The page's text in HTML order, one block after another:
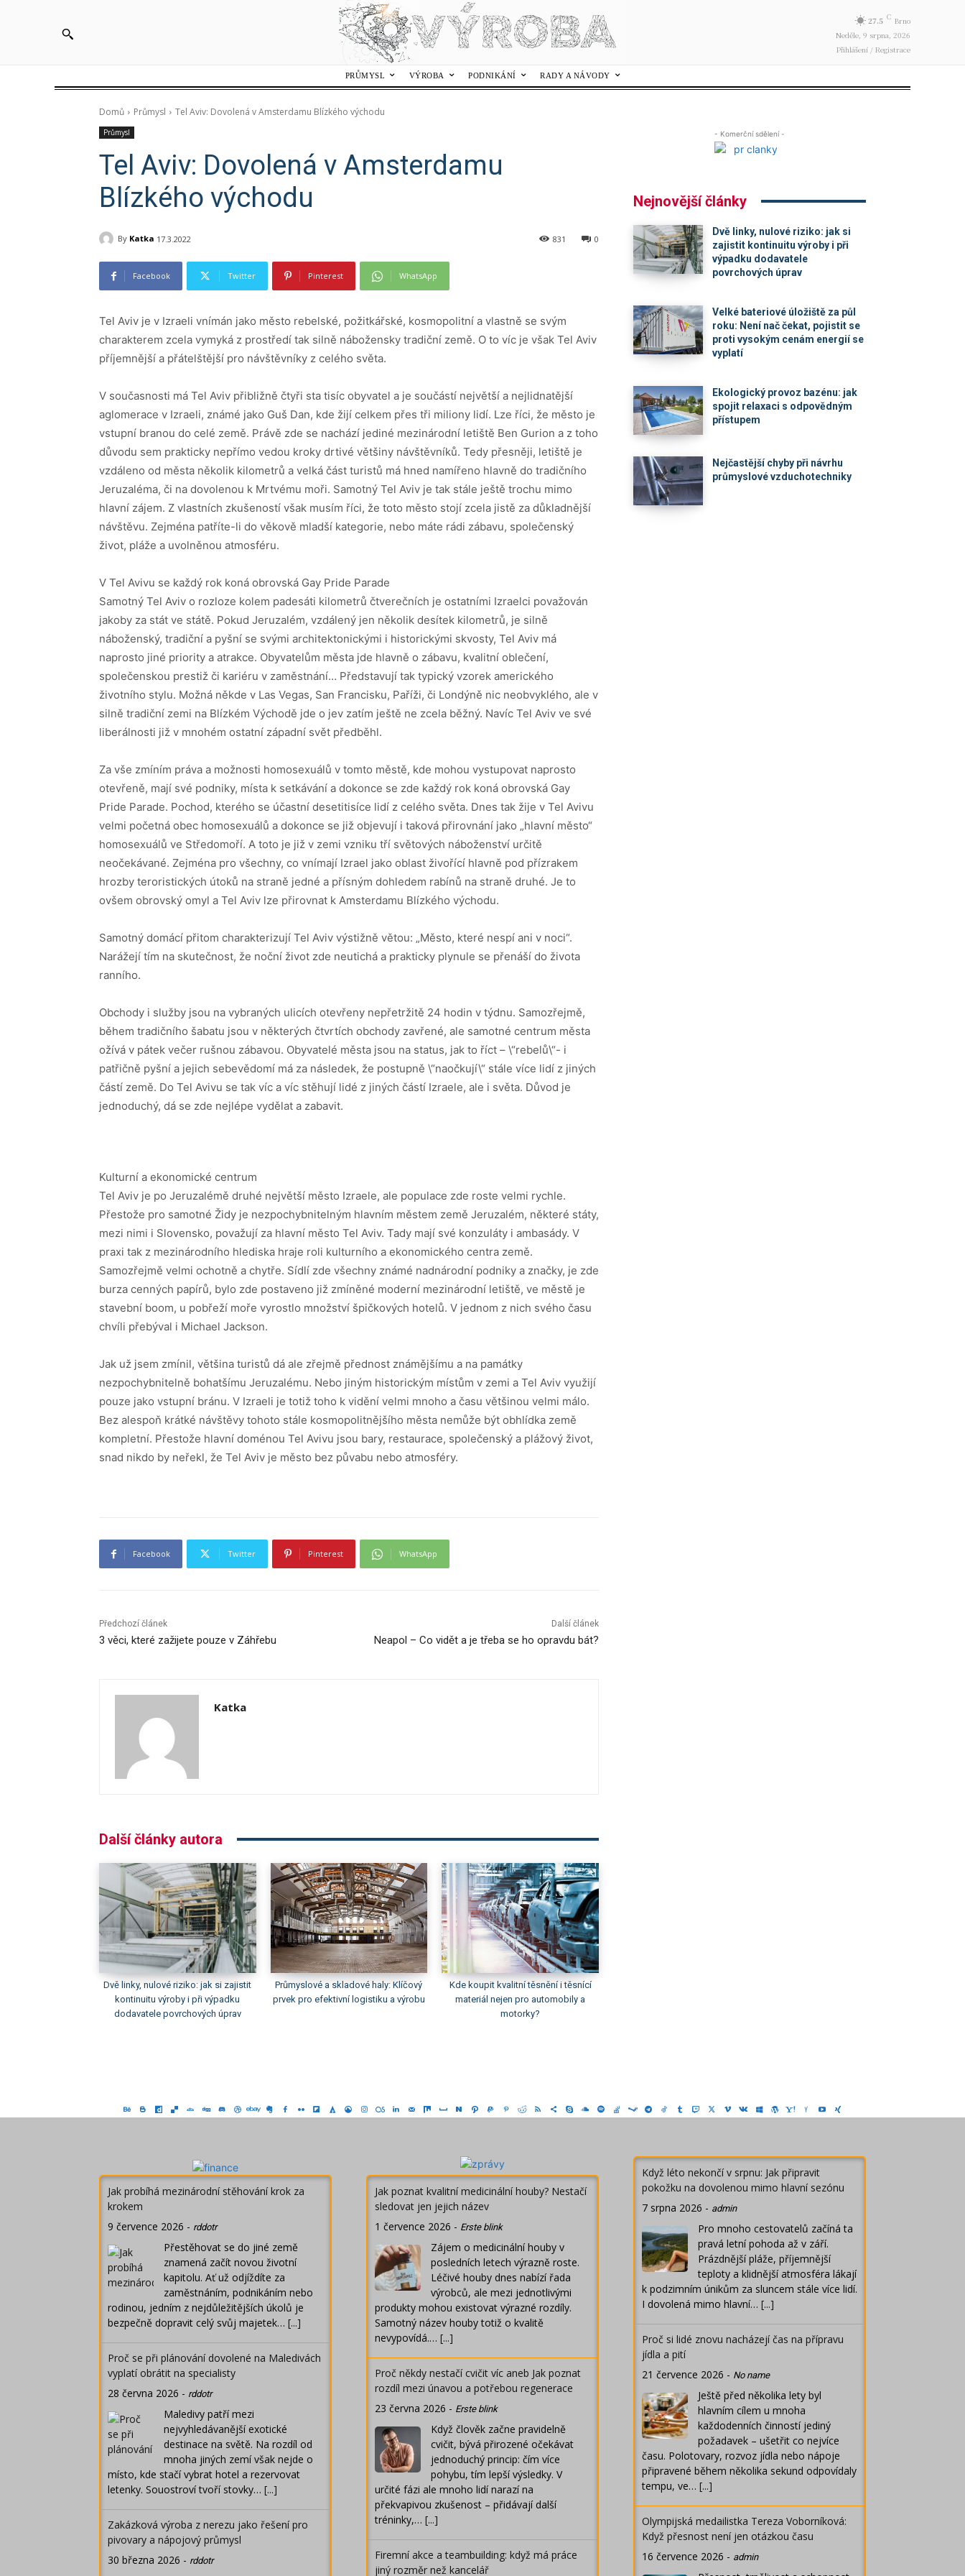
27.5 C Brno
Neděle, 9 srpna, 2026
Přihlášení / Registrace
PRŮMYSL VÝROBA PODNIKÁNÍ RADY A NÁVODY
Domů Průmysl Tel Aviv: Dovolená v Amsterdamu Blízkého východu
Průmysl
Tel Aviv: Dovolená v Amsterdamu
Blízkého východu
By Katka 17.3.2022 0
831
Facebook Twitter Pinterest WhatsApp
Tel Aviv je v Izraeli vnímán jako město rebelské, požitkářské, kosmopolitní a vlastně se svým
charakterem zcela vymyká z prostředí tak silně nábožensky tradiční země. O to víc je však Tel Aviv
příjemnější a přátelštější pro návštěvníky z celého světa.
V současnosti má Tel Aviv přibližně čtyři sta tisíc obyvatel a je součástí největší a nejlidnatější
aglomerace v Izraeli, známé jako Guš Dan, kde žijí celkem přes tři miliony lidí. Lze říci, že město je
vstupní branou do celé země. Právě zde se nachází jediné mezinárodní letiště Ben Gurion a z toho
důvodu sem prakticky nepřímo vedou kroky drtivé většiny návštěvníků. Tedy přesněji, letiště je
vzdáleno od města několik kilometrů a velká část turistů má hned namířeno hlavně do tradičního
Jeruzaléma, či na dovolenou k Mrtvému ​​moři. Samotný Tel Aviv je tak stále ještě trochu mimo
hlavní zájem. Z vlastních zkušeností však musím říci, že toto město stojí zcela jistě za důkladnější
návštěvu. Zejména patříte-li do věkově mladší kategorie, nebo máte rádi zábavu, společenský
život, pláže a uvolněnou atmosféru.
V Tel Avivu se každý rok koná obrovská Gay Pride Parade
Samotný Tel Aviv o rozloze kolem padesáti kilometrů čtverečních je ostatními Izraelci považován
jakoby za stát ve státě. Pokud Jeruzalém, vzdálený jen několik desítek kilometrů, je silně
náboženský, tradiční a pyšní se svými architektonickými i historickými skvosty, Tel Aviv má
naprosto jiné priority a atrakce. Obyvatelům města jde hlavně o zábavu, kvalitní oblečení,
společenskou prestiž či kariéru v zaměstnání… Představují tak typický vzorek amerického
životního stylu. Možná někde v Las Vegas, San Francisku, Paříži, či Londýně nic neobvyklého, ale v
silně tradiční zemi na Blízkém Východě jde o jev zatím ještě ne zcela běžný. Navíc Tel Aviv ve své
liberálnosti již v mnohém ostatní západní svět předběhl.
Za vše zmíním práva a možnosti homosexuálů v tomto městě, kde mohou vystupovat naprosto
otevřeně, mají své podniky, místa k setkávání a dokonce se zde každý rok koná obrovská Gay
Pride Parade. Pochod, kterého se účastní desetitisíce lidí z celého světa. Dnes tak žije v Tel Avivu
velmi početná obec homosexuálů a dokonce se již objevují i ​​taková přirovnání jako „hlavní město“
homosexuálů ve Středomoří. A toto je již v zemi vzniku tří světových náboženství určitě
neočekávané. Zejména pro všechny, co vnímají Izrael jako oblast živořící hlavně pod přízrakem
hrozby teroristických útoků na straně jedné a přísným dohledem rabínů na straně druhé. Je to
ovšem obrovský omyl a Tel Aviv lze přirovnat k Amsterdamu Blízkého východu.
Samotný domácí přitom charakterizují Tel Aviv výstižně větou: „Město, které nespí ani v noci“.
Narážejí tím na skutečnost, že noční život zde neutichá a prakticky plynule se přenáší do života
ranního.
Obchody i služby jsou na vybraných ulicích otevřeny nepřetržitě 24 hodin v týdnu. Samozřejmě,
během tradičního šabatu jsou v některých čtvrtích obchody zavřené, ale samotné centrum města
ožívá v pátek večer rušnou zábavou. Obyvatelé města jsou na status, jak to říct – \“rebelů\“- i
patřičně pyšní a jejich sebevědomí má za následek, že postupně \“naočkují\“ stále více lidí z jiných
částí země. Do Tel Avivu se tak víc a víc stěhují lidé z jiných částí Izraele, ale i světa. Důvod je
jednoduchý, dá se zde nejlépe vydělat a zabavit.
Kulturní a ekonomické centrum
Tel Aviv je po Jeruzalémě druhé největší město Izraele, ale populace zde roste velmi rychle.
Přestože pro samotné Židy je nezpochybnitelným hlavním městem země Jeruzalém, některé státy,
mezi nimi i Slovensko, považují za hlavní město Tel Aviv. Tady mají své konzuláty i ambasády. V
praxi tak z mezinárodního hlediska hraje roli kulturního a ekonomického centra země.
Samozřejmě velmi ochotně a chytře. Sídlí zde všechny známé nadnárodní podniky a značky, je zde
burza cenných papírů, bylo zde postaveno již zmíněné moderní mezinárodní letiště, ve městě je
stavební boom, u pobřeží moře vyrostlo množství špičkových hotelů. V jednom z nich svého času
chvíli přebýval i Michael Jackson.
Jak už jsem zmínil, většina turistů dá ale zřejmě přednost známějšímu a na památky
nezpochybnitelně bohatšímu Jeruzalému. Nebo jiným historickým místům v zemi a Tel Aviv využijí
pouze jako vstupní bránu. V Izraeli je totiž toho k vidění velmi mnoho a času většinou velmi málo.
Bez alespoň krátké návštěvy tohoto stále kosmopolitnějšího města nemůže být obhlídka země
kompletní. Přestože hlavní doménou Tel Avivu jsou bary, restaurace, společenský a plážový život,
snad nikdo by neřekl, že Tel Aviv je město bez půvabu nebo atmosféry.
Facebook Twitter Pinterest WhatsApp
Předchozí článek
3 věci, které zažijete pouze v Záhřebu
Další článek
Neapol – Co vidět a je třeba se ho opravdu bát?
Katka
Další články autora
Dvě linky, nulové riziko: jak si zajistit
kontinuitu výroby i při výpadku
dodavatele povrchových úprav
Průmyslové a skladové haly: Klíčový
prvek pro efektivní logistiku a výrobu
Kde koupit kvalitní těsnění i těsnící
materiál nejen pro automobily a
motorky?
- Komerční sdělení -
Nejnovější články
Dvě linky, nulové riziko: jak si
zajistit kontinuitu výroby i při
výpadku dodavatele
povrchových úprav
Velké bateriové úložiště za půl
roku: Není nač čekat, pojistit se
proti vysokým cenám energií se
vyplatí
Ekologický provoz bazénu: jak
spojit relaxaci s odpovědným
přístupem
Nejčastější chyby při návrhu
průmyslové vzduchotechniky
Jak probíhá mezinárodní stěhování krok za
krokem
9 července 2026 - rddotr
Přestěhovat se do jiné země
znamená začít novou životní
kapitolu. Ať už odjíždíte za
zaměstnáním, podnikáním nebo
rodinou, jedním z nejdůležitějších úkolů je
bezpečně dopravit celý svůj majetek… [...]
Proč se při plánování dovolené na Maledivách
vyplatí obrátit na specialisty
28 června 2026 - rddotr
Maledivy patří mezi
nejvyhledávanější exotické
destinace na světě. Na rozdíl od
mnoha jiných zemí však nejde o
místo, kde stačí vybrat hotel a rezervovat
letenky. Souostroví tvoří stovky… [...]
Zakázková výroba z nerezu jako řešení pro
pivovary a nápojový průmysl
30 března 2026 - rddotr
Jak poznat kvalitní medicinální houby? Nestačí
sledovat jen jejich název
1 července 2026 - Erste blink
Zájem o medicinální houby v
posledních letech výrazně roste.
Léčivé houby dnes nabízí řada
výrobců, ale mezi jednotlivými
produkty mohou existovat výrazné rozdíly.
Samotný název houby totiž o kvalitě
nevypovídá.… [...]
Proč někdy nestačí cvičit víc aneb Jak poznat
rozdíl mezi únavou a potřebou regenerace
23 června 2026 - Erste blink
Když člověk začne pravidelně
cvičit, bývá přirozené očekávat
jednoduchý princip: čím více
pohybu, tím lepší výsledky. V
určité fázi ale mnoho lidí narazí na
překvapivou zkušenost – přidávají další
tréninky,… [...]
Firemní akce a teambuilding: když má práce
jiný rozměr než kancelář
Když léto nekončí v srpnu: Jak připravit
pokožku na dovolenou mimo hlavní sezónu
7 srpna 2026 - admin
Pro mnoho cestovatelů začíná ta
pravá letní pohoda až v září.
Prázdnější pláže, příjemnější
teploty a klidnější atmosféra lákají
k podzimním únikům za sluncem stále více lidí.
I dovolená mimo hlavní… [...]
Proč si lidé znovu nacházejí čas na přípravu
jídla a pití
21 července 2026 - No name
Ještě před několika lety byl
hlavním cílem u mnoha
každodenních činností jediný
požadavek – ušetřit co nejvíce
času. Polotovary, rozvoz jídla nebo nápoje
připravené během několika sekund odpovídaly
tempu, ve… [...]
Olympijská medailistka Tereza Voborníková:
Když přesnost není jen otázkou času
16 července 2026 - admin